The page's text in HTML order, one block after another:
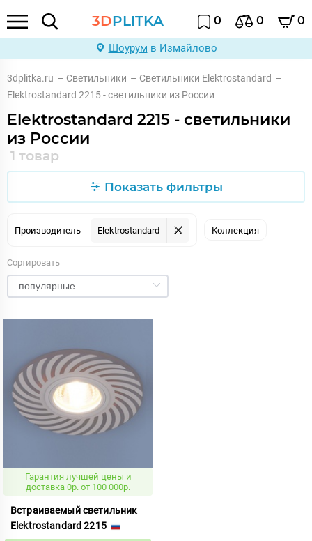
3DPLITKA 0 0 0
Шоурум в Измайлово
3dplitka.ru – Светильники – Светильники Elektrostandard –
Elektrostandard 2215 - светильники из России
Elektrostandard 2215 - светильники
из России
1 товар
Показать фильтры
Производитель Elektrostandard Коллекция
Сортировать
Гарантия лучшей цены и
доставка 0р. от 100 000р.
Встраиваемый светильник
Elektrostandard 2215